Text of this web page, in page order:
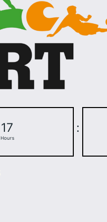
17
Hours
: